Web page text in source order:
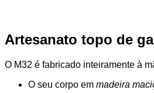
Artesanato topo de
O M32 é fabricado inteiramente à
O seu corpo em madeira